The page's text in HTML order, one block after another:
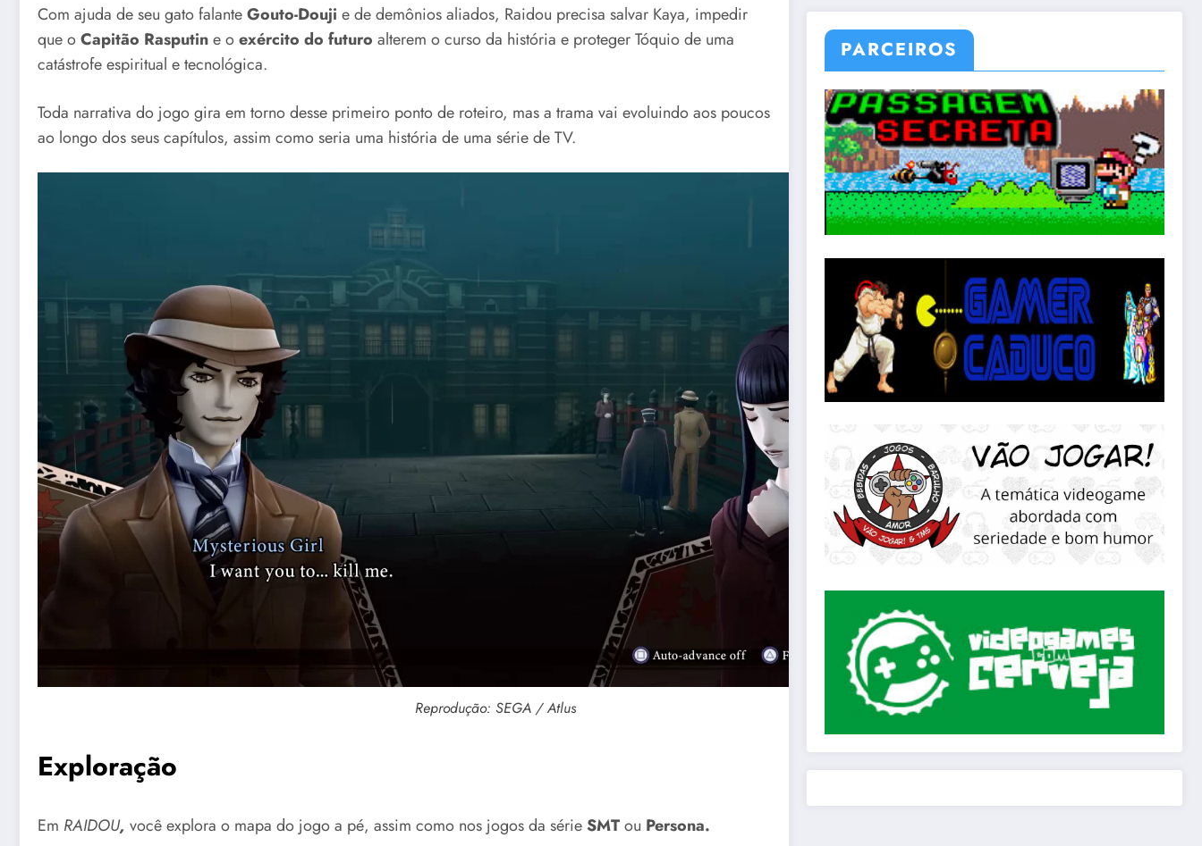
Com ajuda de seu gato falanteGouto-Douji e de demônios aliados, Raidou precisa salvar Kaya, impedir
que oCapitão Rasputine oexército do futuro alterem o curso da história e proteger Tóquio de uma
catástrofe espiritual e tecnológica.
Toda narrativa do jogo gira em torno desse primeiro ponto de roteiro, mas a trama vai evoluindo aos poucos
ao longo dos seus capítulos, assim como seria uma história de uma série de TV.
Reprodução: SEGA / Atlus
Exploração
Em RAIDOU, você explora o mapa do jogo a pé, assim como nos jogos da sérieSMTou Persona.
PARCEIROS